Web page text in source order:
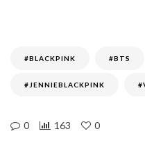
#BLACKPINK #BTS
#JENNIEBLACKPINK
0 163 0